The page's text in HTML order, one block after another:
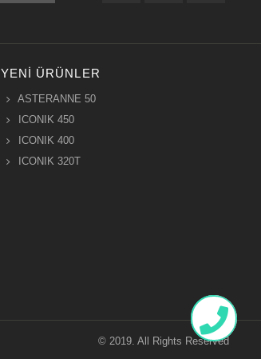
YENI ÜRÜNLER
ASTERANNE 50
ICONIK 450
ICONIK 400
ICONIK 320T
© 2019. All Rights Reserved